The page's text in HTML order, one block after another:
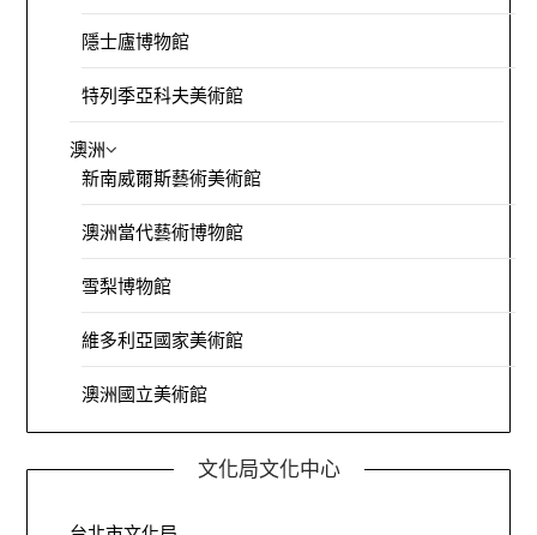
隱士廬博物館
特列季亞科夫美術館
澳洲
新南威爾斯藝術美術館
澳洲當代藝術博物館
雪梨博物館
維多利亞國家美術館
澳洲國立美術館
文化局文化中心